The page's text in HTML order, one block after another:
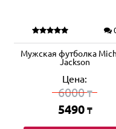
Мужская футболка
Jackson
Цена:
6000₸
5490 ₸